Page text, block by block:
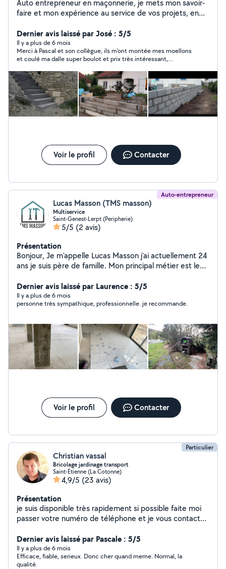
Auto entrepreneur en maçonnerie, je mets mon savoir-
faire et mon expérience au service de vos projets, en
l'écoute, j'interviens pour tous vos travaux de
maçonnerie générale. Murs, dalles,chappes,extensions
et petits travaux. Chaque chantier est réalisé avec soin,
dans le respect des normes et des délais. Un projet,une
question n'hésitez pas à me contacter pour plus
d'informations.
Dernier avis laissé par José : 5/5
Il y a plus de 6 mois
Merci à Pascal et son collègue, ils m'ont montée mes moellons
et coulé ma dalle super boulot et prix très intéressant,
Voir le profil Contacter
Auto-entrepreneur
Lucas Masson (TMS masson)
Multiservice
Saint-Genest-Lerpt (Peripherie)
5/5 (2 avis)
Présentation
Bonjour, Je m'appelle Lucas Masson j'ai actuellement 24
ans je suis père de famille. Mon principal métier est le
dans la démolition mais également dans le carrelage. J'ai
des équipes et du matériel pour pouvoir répondre à vos
besoins. Je souhaite faire mûrir mon entreprise en
motivé et professionnel.
Dernier avis laissé par Laurence : 5/5
Il y a plus de 6 mois
personne très sympathique, professionnelle. je recommande.
Voir le profil Contacter
Particulier
Christian vassal
Bricolage jardinage transport
Saint-Étienne (La Cotonne)
4,9/5 (23 avis)
Présentation
je suis disponible très rapidement si possible faite moi
passer votre numéro de téléphone et je vous contact
Dernier avis laissé par Pascale : 5/5
Il y a plus de 6 mois
Efficace, fiable, serieux. Donc cher quand meme. Normal, la
qualité.